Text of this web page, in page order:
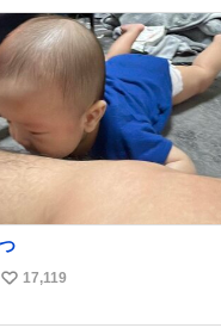
数
い
17,119